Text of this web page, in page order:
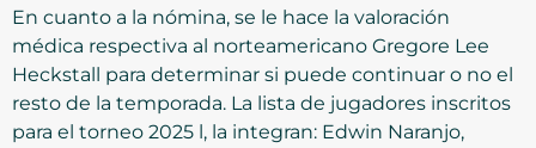
En cuanto a la nómina, se le hace la valoración
médica respectiva al norteamericano Gregore Lee
Heckstall para determinar si puede continuar o no el
resto de la temporada. La lista de jugadores inscritos
para el torneo 2025 l, la integran: Edwin Naranjo,